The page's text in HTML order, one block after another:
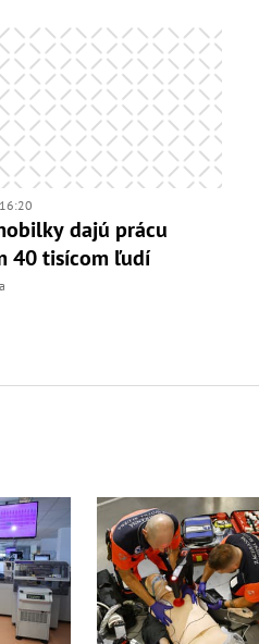
dajú prácu
40 tisícom ľudí